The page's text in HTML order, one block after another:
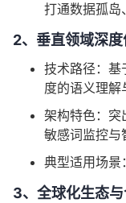
打通数据孤岛
2、垂直领域深
技术路径：基
度的语义理解
架构特色：突
敏感词监控与
典型适用场景
3、全球化生态